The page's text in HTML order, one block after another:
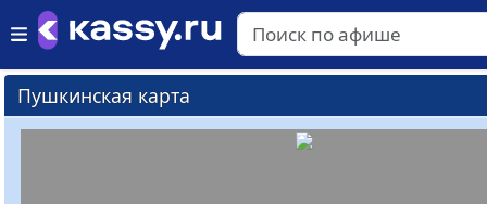
Пушкинская карта